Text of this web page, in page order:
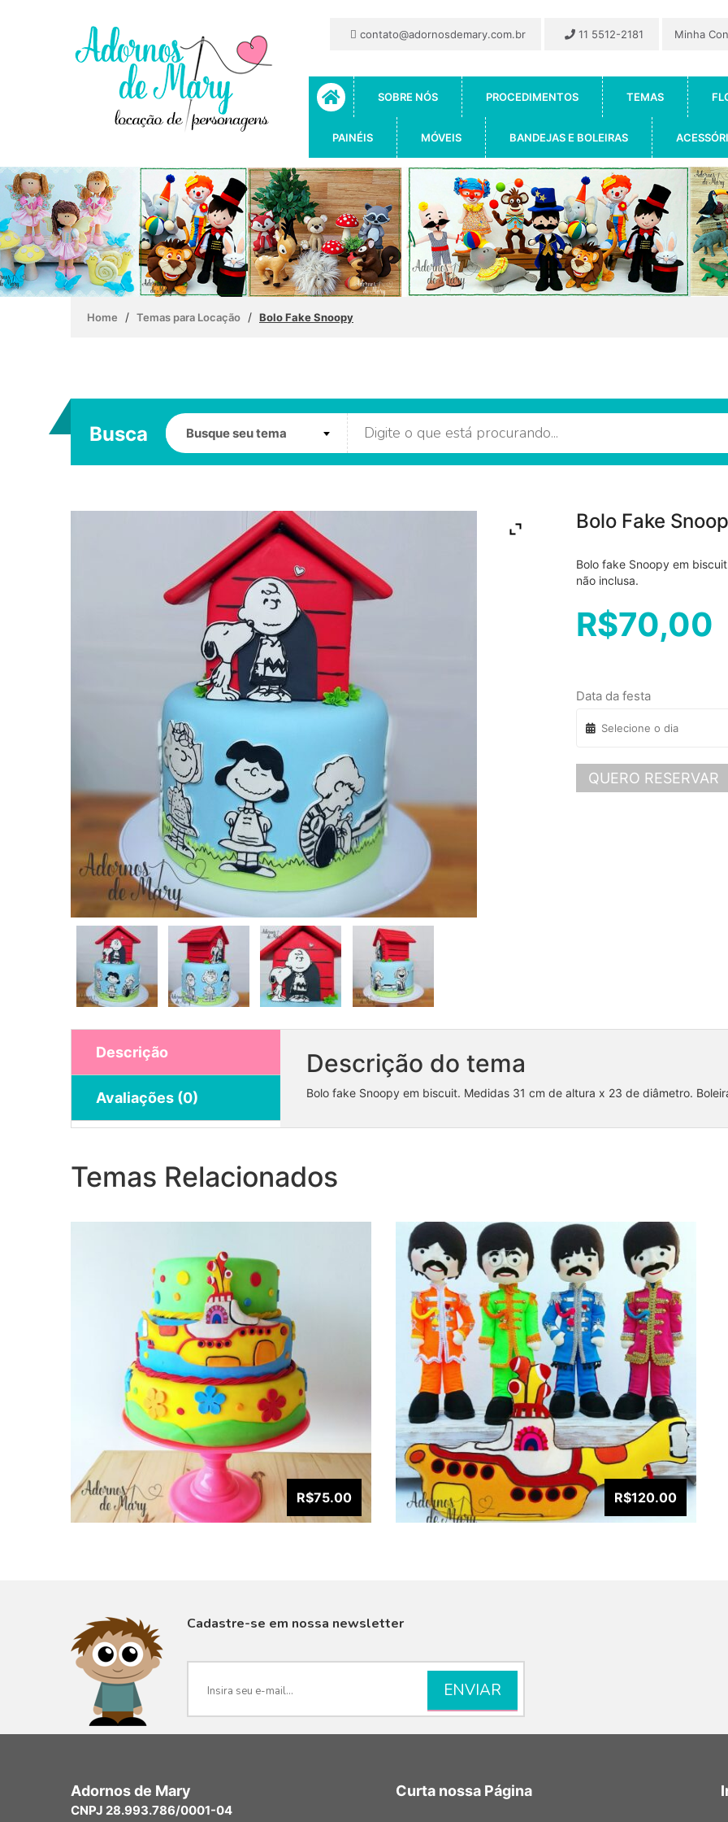
contato@adornosdemary.com.br 11 5512-2181 Minha
SOBRE NÓS PROCEDIMENTOS TEMAS
PAINÉIS MÓVEIS BANDEJAS E BOLEIRAS
Home / Temas para Locação / Bolo Fake Snoopy
Busca
Bolo Fake
Bolo fake Snoopy em
não inclusa.
R$70,00
Data da festa
QUERO RESERVAR
Descrição
Avaliações (0)
Descrição do tema
Bolo fake Snoopy em biscuit. Medidas 31 cm de altura x 23 de diâmetro.
Temas Relacionados
R$75.00
VISUALIZAR
R$120.00
VISUALIZAR
Cadastre-se em nossa newsletter
Adornos de Mary
CNPJ 28.993.786/0001-04
Curta nossa Página